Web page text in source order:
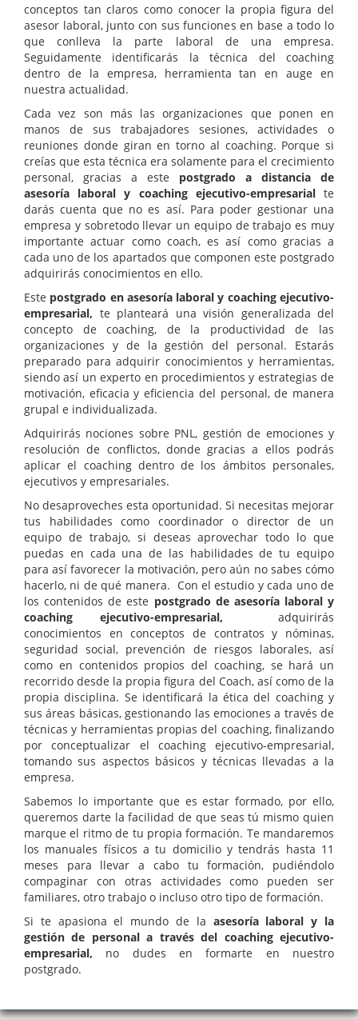
conceptos tan claros como conocer la propia figura del
asesor laboral, junto con sus funciones en base a todo lo
que conlleva la parte laboral de una empresa.
Seguidamente identificarás la técnica del coaching
dentro de la empresa, herramienta tan en auge en
nuestra actualidad.
Cada vez son más las organizaciones que ponen en
manos de sus trabajadores sesiones, actividades o
reuniones donde giran en torno al coaching. Porque si
creías que esta técnica era solamente para el crecimiento
personal, gracias a este postgrado a distancia de
asesoría laboral y coaching ejecutivo-empresarial te
darás cuenta que no es así. Para poder gestionar una
empresa y sobretodo llevar un equipo de trabajo es muy
importante actuar como coach, es así como gracias a
cada uno de los apartados que componen este postgrado
adquirirás conocimientos en ello.
Este postgrado en asesoría laboral y coaching ejecutivo-
empresarial, te planteará una visión generalizada del
concepto de coaching, de la productividad de las
organizaciones y de la gestión del personal. Estarás
preparado para adquirir conocimientos y herramientas,
siendo así un experto en procedimientos y estrategias de
motivación, eficacia y eficiencia del personal, de manera
grupal e individualizada.
Adquirirás nociones sobre PNL, gestión de emociones y
resolución de conflictos, donde gracias a ellos podrás
aplicar el coaching dentro de los ámbitos personales,
ejecutivos y empresariales.
No desaproveches esta oportunidad. Si necesitas mejorar
tus habilidades como coordinador o director de un
equipo de trabajo, si deseas aprovechar todo lo que
puedas en cada una de las habilidades de tu equipo
para así favorecer la motivación, pero aún no sabes cómo
hacerlo, ni de qué manera. Con el estudio y cada uno de
los contenidos de este postgrado de asesoría laboral y
coaching ejecutivo-empresarial,
adquirirás
conocimientos en conceptos de contratos y nóminas,
seguridad social, prevención de riesgos laborales, así
como en contenidos propios del coaching, se hará un
recorrido desde la propia figura del Coach, así como de la
propia disciplina. Se identificará la ética del coaching y
sus áreas básicas, gestionando las emociones a través de
técnicas y herramientas propias del coaching, finalizando
por conceptualizar el coaching ejecutivo-empresarial,
tomando sus aspectos básicos y técnicas llevadas a la
empresa.
Sabemos lo importante que es estar formado, por ello,
queremos darte la facilidad de que seas tú mismo quien
marque el ritmo de tu propia formación. Te mandaremos
los manuales físicos a tu domicilio y tendrás hasta 11
meses para llevar a cabo tu formación, pudiéndolo
compaginar con otras actividades como pueden ser
familiares, otro trabajo o incluso otro tipo de formación.
Si te apasiona el mundo de la asesoría laboral y la
gestión de personal a través del coaching ejecutivo-
empresarial, no dudes en formarte en nuestro
postgrado.